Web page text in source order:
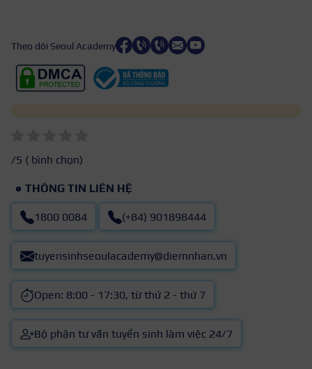
Theo dõi Seoul Academy
/5 ( bình chọn)
THÔNG TIN LIÊN HỆ
1800 0084 (+84) 901898444
tuyensinhseoulacademy@diemnhan.vn
Open: 8:00 - 17:30, từ thứ 2 - thứ 7
Bộ phận tư vấn tuyển sinh làm việc 24/7